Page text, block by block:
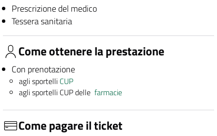
Prescrizione del medico
Tessera sanitaria
Come ottenere la prestazione
Con prenotazione
agli sportelli CUP
agli sportelli CUP dellefarmacie
Come pagare il ticket